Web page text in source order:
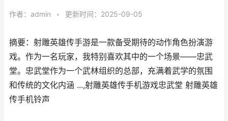
作者： admin • 更新时间：2025-09-05
摘要：射雕英雄传手游是一款备受期待的动作角色扮演游
戏。作为一名玩家，我特别喜欢其中的一个场景——忠武
堂。忠武堂作为一个武林组织的总部，充满着武学的氛围
和传统的文化内涵 ...,射雕英雄传手机游戏忠武堂 射雕英雄
传手机铃声